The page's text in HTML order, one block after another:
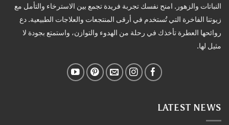
النباتات والزهور. امنح نفسك تجربة فريدة تجمع بين الاسترخاء والتأمل مع
زيوتنا الفاخرة التي تُستخدم في أرقى المنتجعات والعلاجات الطبيعية. دع
روائحها العطرة تأخذك في رحلة من الهدوء والتوازن، واستمتع بجودة لا
مثيل لها.
LATEST NEWS